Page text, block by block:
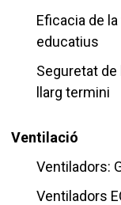
Eficacia de
educatius
Seguretat
llarg termini
Ventilació
Ventiladors:
Ventiladors